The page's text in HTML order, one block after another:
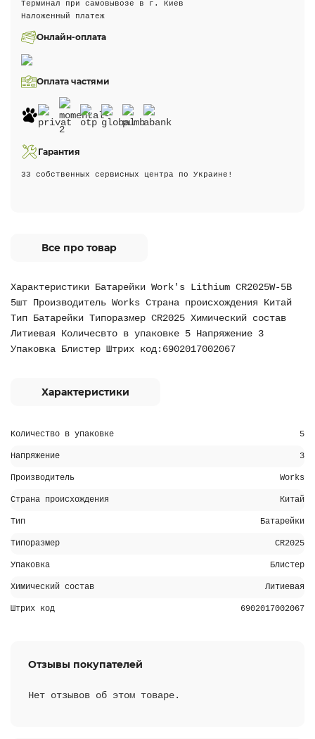
Терминал при самовывозе в г. Киев
Наложенный платеж
Онлайн-оплата
Оплата частями
Гарантия
33 собственных сервисных центра по Украине!
Все про товар
Характеристики Батарейки Work's Lithium CR2025W-5B
5шт Производитель Works Страна происхождения Китай
Тип Батарейки Типоразмер CR2025 Химический состав
Литиевая Количесвто в упаковке 5 Напряжение 3
Упаковка Блистер Штрих код:6902017002067
Характеристики
Количество в упаковке 5
Напряжение 3
Производитель Works
Страна происхождения Китай
Тип Батарейки
Типоразмер CR2025
Упаковка Блистер
Химический состав Литиевая
Штрих код 6902017002067
Отзывы покупателей
Нет отзывов об этом товаре.